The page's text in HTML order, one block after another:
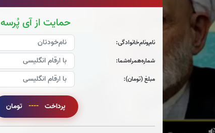
حمایت از آی پُرسه
نام‌و‌نام‌خانوادگی:
شماره‌همراه‌شما:
مبلغ (تومان):
پرداخت ---- تومان